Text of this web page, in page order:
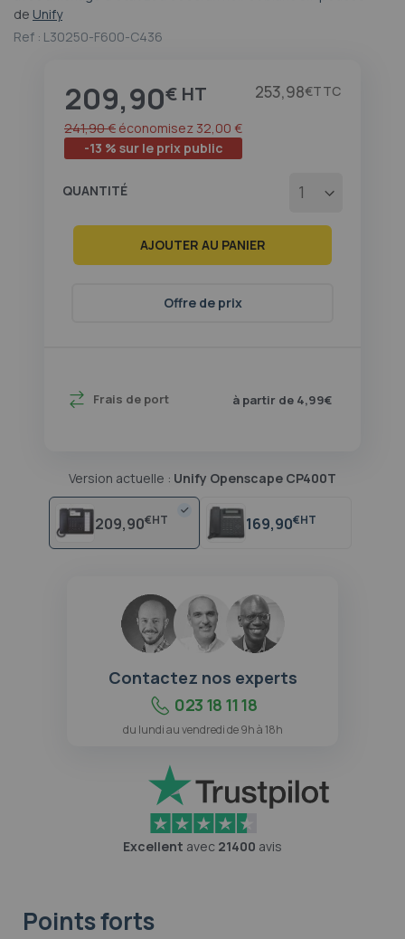
de Unify
Ref : L30250-F600-C436
Prix
209,90€ 253,98€
-13 % sur le prix public
241,90 € économisez 32,00 €
Frais de port à partir de 4,99€
QUANTITÉ
AJOUTER AU PANIER
Offre de prix
Version actuelle : Unify Openscape CP400T
209,90€ 169,90€
au
de
d’images
Contactez nos experts
023 18 11 18
du lundi au vendredi de 9h à 18h
Excellent avec 21400 avis
Points forts